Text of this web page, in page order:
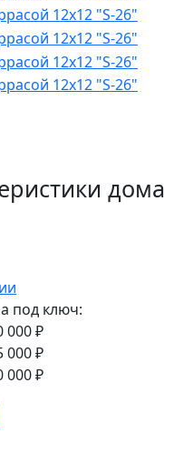
дома
под ключ:
000₽
000₽
000₽